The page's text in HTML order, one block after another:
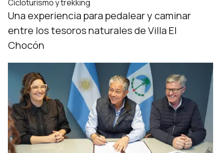
Cicloturismo y trekking
Una experiencia para pedalear y caminar
entre los tesoros naturales de Villa El
Chocón